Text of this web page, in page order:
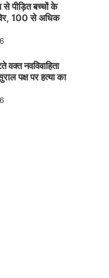
पीड़ित बच्चों के
100 से अधिक
नवविवाहिता
पक्ष पर हत्या का